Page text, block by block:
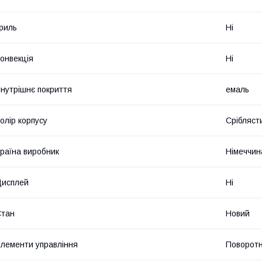
Ні
Ні
покриття емаль
корпусу
виробник
Ні
Новий
управління